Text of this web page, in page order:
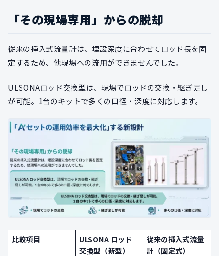
「その現場専用」からの脱却
従来の挿入式流量計は、埋設深度に合わせてロッド長を固
定するため、他現場への流用ができませんでした。
ULSONAロッド交換型は、現場でロッドの交換・継ぎ足し
が可能。1台のキットで多くの口径・深度に対応します。
比較項目
ULSONA ロッド
交換型（新型）
従来の挿入式流量
計（固定式）